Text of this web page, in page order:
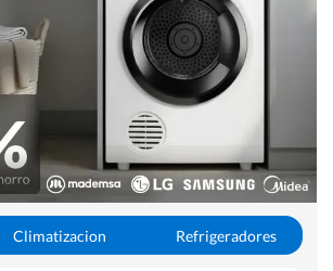
Climatizacion
Refrigeradores